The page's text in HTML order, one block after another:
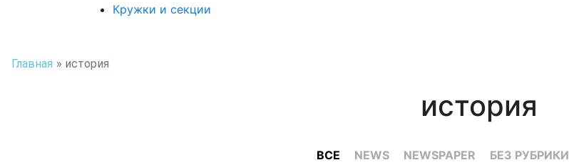
Кружки и секции
Главная » история
история
ВСЕ NEWS NEWSPAPER БЕЗ РУБРИКИ